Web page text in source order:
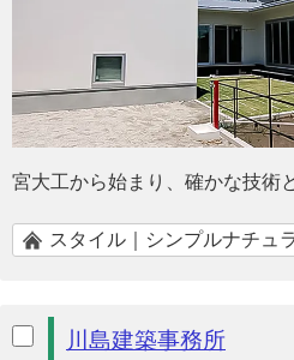
宮大工から始まり、確かな技術
スタイル｜シンプルナチュ
川島建築事務所